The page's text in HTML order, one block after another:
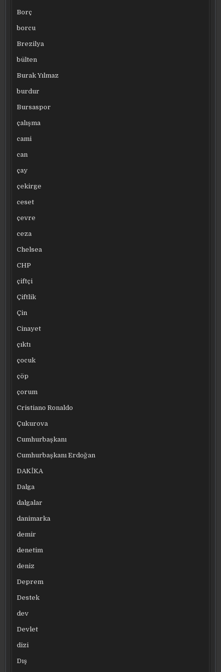
Borç
borcu
Brezilya
bülten
Burak Yılmaz
burdur
Bursaspor
çalışma
cami
can
çay
çekirge
ceset
çevre
ceza
Chelsea
CHP
çiftçi
Çiftlik
Çin
Cinayet
çıktı
çocuk
çöp
çorum
Cristiano Ronaldo
Çukurova
Cumhurbaşkanı
Cumhurbaşkanı Erdoğan
DAKİKA
Dalga
dalgalar
danimarka
demir
denetim
deniz
Deprem
Destek
dev
Devlet
dizi
Dış